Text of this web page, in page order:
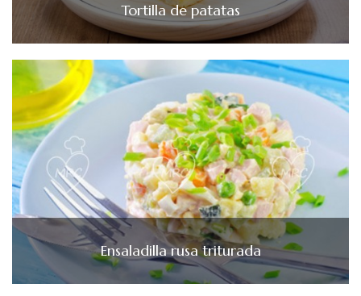
Tortilla de patatas
Ensaladilla rusa triturada